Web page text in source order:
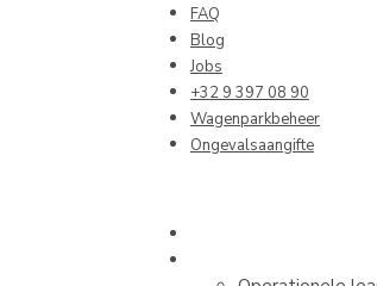
FAQ
Blog
Jobs
+32 9 397 08 90
Wagenparkbeheer
Ongevalsaangifte